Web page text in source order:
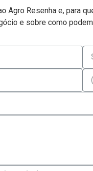
Agro Resenha e, para
e sobre como